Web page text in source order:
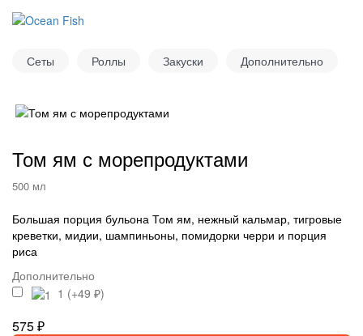
Сеты Роллы Закуски Дополнительно
Том ям с морепродуктами
500 мл
Большая порция бульона Том ям, нежный кальмар, тигровые
креветки, мидии, шампиньоны, помидорки черри и порция
риса
Дополнительно
1 (+49 ₽)
575 ₽